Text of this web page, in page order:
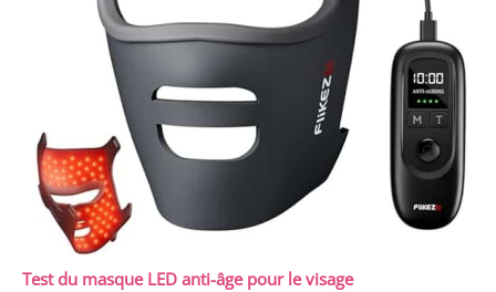
Test du masque LED anti-âge pour le visage